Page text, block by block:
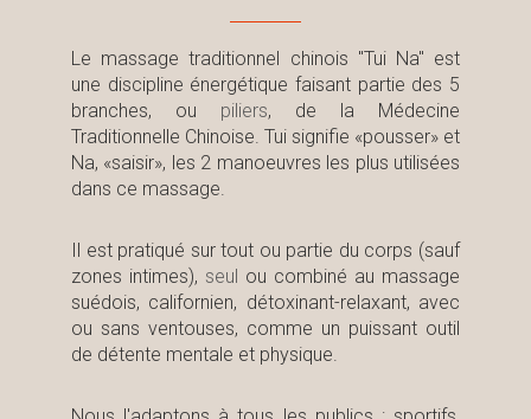
Le massage traditionnel chinois "Tui Na" est
une discipline énergétique faisant partie des 5
branches, ou piliers, de la Médecine
Traditionnelle Chinoise. Tui signifie «pousser» et
Na, «saisir», les 2 manoeuvres les plus utilisées
dans ce massage.
Il est pratiqué sur tout ou partie du corps (sauf
zones intimes), seul ou combiné au massage
suédois, californien, détoxinant-relaxant, avec
ou sans ventouses, comme un puissant outil
de détente mentale et physique.